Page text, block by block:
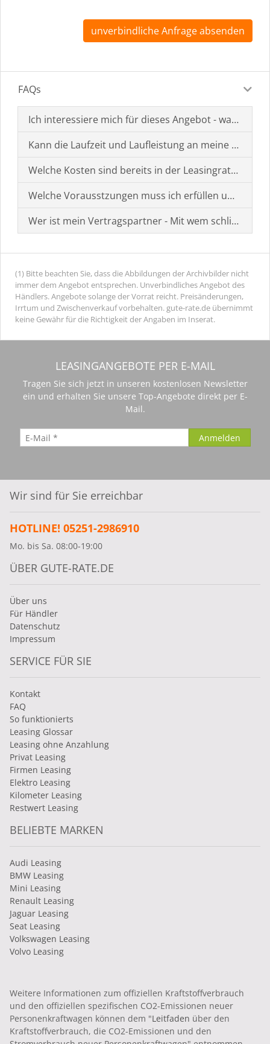
unverbindliche Anfrage absenden
FAQs
Ich interessiere mich für dieses Angebot - was muss
Kann die Laufzeit und Laufleistung an meine
Welche Kosten sind bereits in der Leasingrate
Welche Vorausstzungen muss ich erfüllen um einen
Wer ist mein Vertragspartner - Mit wem schließe ich
(1) Bitte beachten Sie, dass die Abbildungen der Archivbilder nicht
immer dem Angebot entsprechen. Unverbindliches Angebot des
Händlers. Angebote solange der Vorrat reicht. Preisänderungen,
Irrtum und Zwischenverkauf vorbehalten. gute-rate.de übernimmt
keine Gewähr für die Richtigkeit der Angaben im Inserat.
LEASINGANGEBOTE PER E-MAIL
Tragen Sie sich jetzt in unseren kostenlosen Newsletter
ein und erhalten Sie unsere Top-Angebote direkt per E-
Mail.
Wir sind für Sie erreichbar
HOTLINE! 05251-2986910
Mo. bis Sa. 08:00-19:00
ÜBER GUTE-RATE.DE
Über uns
Für Händler
Datenschutz
Impressum
SERVICE FÜR SIE
Kontakt
FAQ
So funktionierts
Leasing Glossar
Leasing ohne Anzahlung
Privat Leasing
Firmen Leasing
Elektro Leasing
Kilometer Leasing
Restwert Leasing
BELIEBTE MARKEN
Audi Leasing
BMW Leasing
Mini Leasing
Renault Leasing
Jaguar Leasing
Seat Leasing
Volkswagen Leasing
Volvo Leasing
Weitere Informationen zum offiziellen Kraftstoffverbrauch
und den offiziellen spezifischen CO2-Emissionen neuer
Personenkraftwagen können dem "Leitfaden über den
Kraftstoffverbrauch, die CO2-Emissionen und den